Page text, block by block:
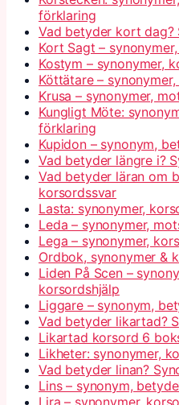
förklaring
Vad betyder kort dag?
Kort Sagt –
Kostym – synonymer,
Köttätare –
Krusa – synonymer,
Kungligt Möte:
förklaring
Kupidon – synonym,
Vad betyder längre i?
Vad betyder läran om
korsordssvar
Lasta: synonymer,
Leda – synonymer,
Lega – synonymer,
Ordbok, synonymer &
Liden På Scen –
korsordshjälp
Liggare – synonym,
Vad betyder likartad?
Likartad korsord 6
Likheter: synonymer,
Vad betyder linan?
Lins – synonym,